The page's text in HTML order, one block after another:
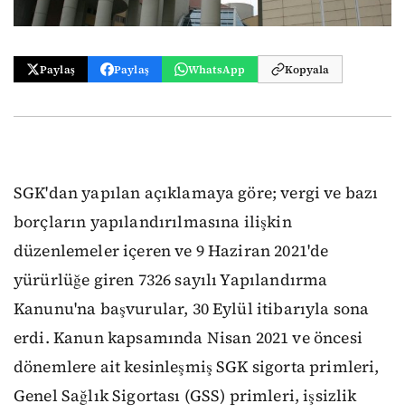
Paylaş Paylaş WhatsApp Kopyala
SGK'dan yapılan açıklamaya göre; vergi ve bazı
borçların yapılandırılmasına ilişkin
düzenlemeler içeren ve 9 Haziran 2021'de
yürürlüğe giren 7326 sayılı Yapılandırma
Kanunu'na başvurular, 30 Eylül itibarıyla sona
erdi. Kanun kapsamında Nisan 2021 ve öncesi
dönemlere ait kesinleşmiş SGK sigorta primleri,
Genel Sağlık Sigortası (GSS) primleri, işsizlik